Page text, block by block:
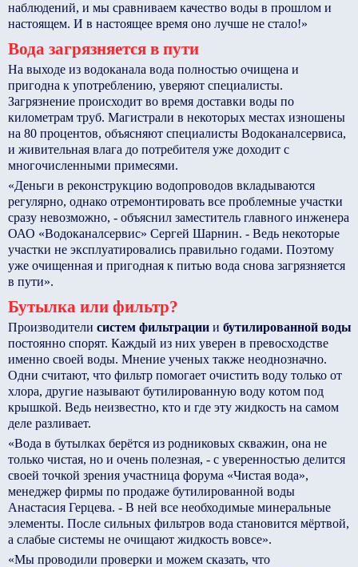
наблюдений, и мы сравниваем качество воды в прошлом и
настоящем. И в настоящее время оно лучше не стало!»
Вода загрязняется в пути
На выходе из водоканала вода полностью очищена и
пригодна к употреблению, уверяют специалисты.
Загрязнение происходит во время доставки воды по
километрам труб. Магистрали в некоторых местах изношены
на 80 процентов, объясняют специалисты Водоканалсервиса,
и живительная влага до потребителя уже доходит с
многочисленными примесями.
«Деньги в реконструкцию водопроводов вкладываются
регулярно, однако отремонтировать все проблемные участки
сразу невозможно, - объяснил заместитель главного инженера
ОАО «Водоканалсервис» Сергей Шарнин. - Ведь некоторые
участки не эксплуатировались правильно годами. Поэтому
уже очищенная и пригодная к питью вода снова загрязняется
в пути».
Бутылка или фильтр?
Производители систем фильтрации и бутилированной воды
постоянно спорят. Каждый из них уверен в превосходстве
именно своей воды. Мнение ученых также неоднозначно.
Одни считают, что фильтр помогает очистить воду только от
хлора, другие называют бутилированную воду котом под
крышкой. Ведь неизвестно, кто и где эту жидкость на самом
деле разливает.
«Вода в бутылках берётся из родниковых скважин, она не
только чистая, но и очень полезная, - с уверенностью делится
своей точкой зрения участница форума «Чистая вода»,
менеджер фирмы по продаже бутилированной воды
Анастасия Герцева. - В ней все необходимые минеральные
элементы. После сильных фильтров вода становится мёртвой,
а слабые системы не очищают жидкость вовсе».
«Мы проводили проверки и можем сказать, что